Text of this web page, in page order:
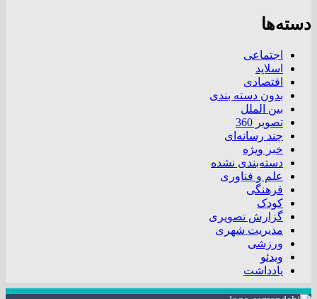
دسته‌ها
اجتماعی
اسلاید
اقتصادی
بدون دسته بندی
بین الملل
تصویر 360
چند رسانه‌ای
خبر ویژه
دسته‌بندی نشده
علم و فناوری
فرهنگی
کودک
گزارش تصویری
مدیریت شهری
ورزشی
ویدئو
یادداشت